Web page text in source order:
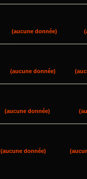
(aucune donnée)
(aucune donnée)
(aucune donnée)
(aucune donnée)